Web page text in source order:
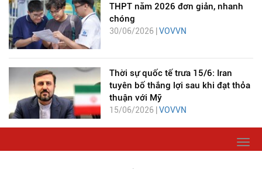
THPT năm 2026 đơn giản, nhanh
chóng
30/06/2026 | VOVVN
Thời sự quốc tế trưa 15/6: Iran
tuyên bố thắng lợi sau khi đạt thỏa
thuận với Mỹ
15/06/2026 | VOVVN